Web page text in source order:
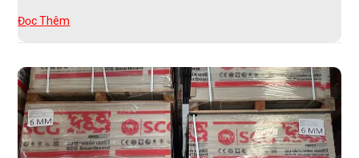
Đọc Thêm